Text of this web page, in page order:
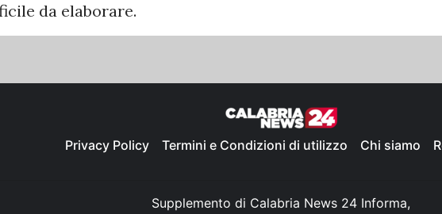
da elaborare.
Privacy Policy Termini e Condizioni di utilizzo Chi siamo
Supplemento di Calabria News 24 Informa,